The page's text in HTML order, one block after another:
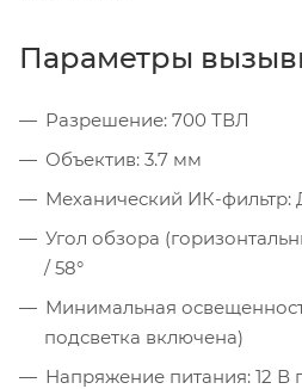
Параметры
Разрешение: 700 ТВЛ
Объектив: 3.7 мм
Механический ИК-фильтр:
Угол обзора
/ 58°
Минимальная
подсветка включена)
Напряжение питания: 12 В